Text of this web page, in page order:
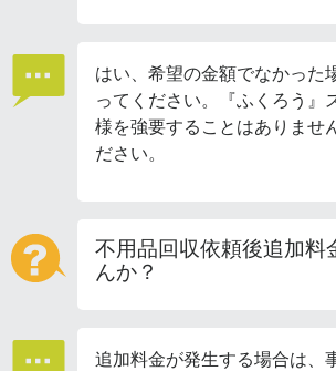
はい、希望の金額でなかった
ってください。『ふくろう』
様を強要することはありませ
ださい。
不用品回収依頼後追加料
んか？
追加料金が発生する場合は、